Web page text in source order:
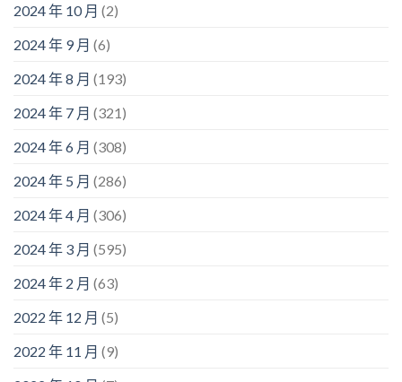
2024 年 10 月 (2)
2024 年 9 月 (6)
2024 年 8 月 (193)
2024 年 7 月 (321)
2024 年 6 月 (308)
2024 年 5 月 (286)
2024 年 4 月 (306)
2024 年 3 月 (595)
2024 年 2 月 (63)
2022 年 12 月 (5)
2022 年 11 月 (9)